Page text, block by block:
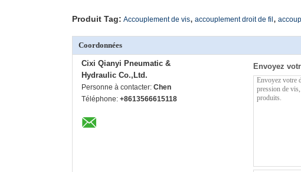
Produit Tag: Accouplement de vis, accouplement droit de fil ,
Coordonnées
Cixi Qianyi Pneumatic &
Hydraulic Co.,Ltd.
Personne à contacter: Chen
Téléphone: +8613566615118
Envoyez